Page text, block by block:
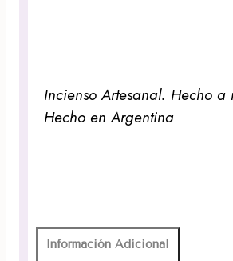
Incienso Artesanal. Hecho a
Hecho en Argentina
Información Adicional